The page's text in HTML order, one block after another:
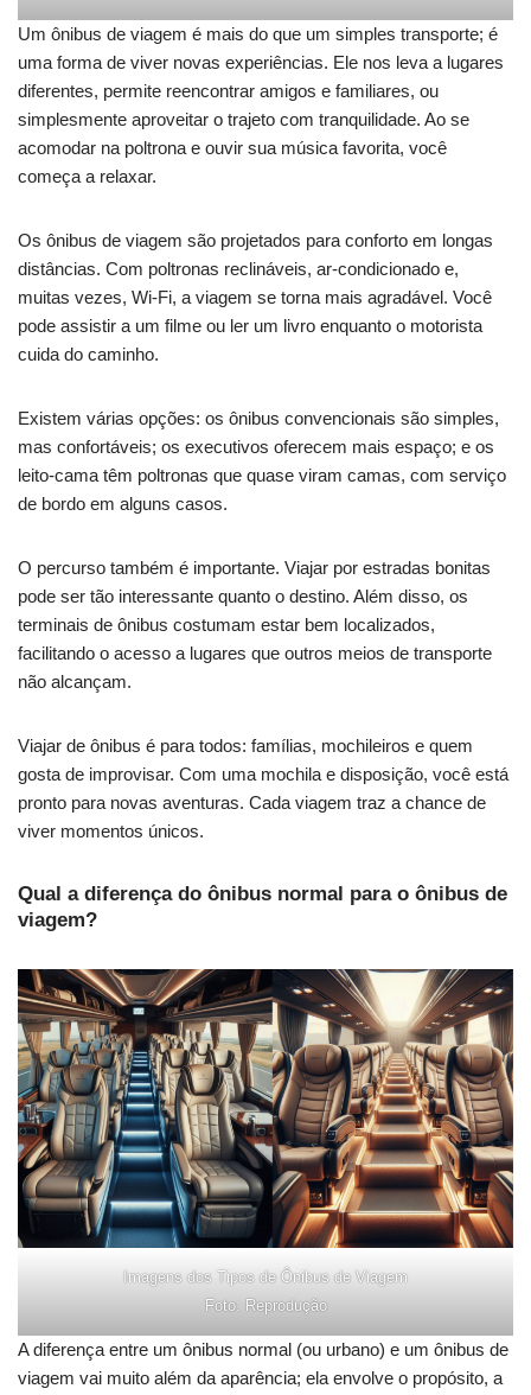
Um ônibus de viagem é mais do que um simples transporte; é
uma forma de viver novas experiências. Ele nos leva a lugares
diferentes, permite reencontrar amigos e familiares, ou
simplesmente aproveitar o trajeto com tranquilidade. Ao se
acomodar na poltrona e ouvir sua música favorita, você
começa a relaxar.
Os ônibus de viagem são projetados para conforto em longas
distâncias. Com poltronas reclináveis, ar-condicionado e,
muitas vezes, Wi-Fi, a viagem se torna mais agradável. Você
pode assistir a um filme ou ler um livro enquanto o motorista
cuida do caminho.
Existem várias opções: os ônibus convencionais são simples,
mas confortáveis; os executivos oferecem mais espaço; e os
leito-cama têm poltronas que quase viram camas, com serviço
de bordo em alguns casos.
O percurso também é importante. Viajar por estradas bonitas
pode ser tão interessante quanto o destino. Além disso, os
terminais de ônibus costumam estar bem localizados,
facilitando o acesso a lugares que outros meios de transporte
não alcançam.
Viajar de ônibus é para todos: famílias, mochileiros e quem
gosta de improvisar. Com uma mochila e disposição, você está
pronto para novas aventuras. Cada viagem traz a chance de
viver momentos únicos.
Qual a diferença do ônibus normal para o ônibus de
viagem?
Imagens dos Tipos de Ônibus de Viagem
Foto: Reprodução
A diferença entre um ônibus normal (ou urbano) e um ônibus de
viagem vai muito além da aparência; ela envolve o propósito, a